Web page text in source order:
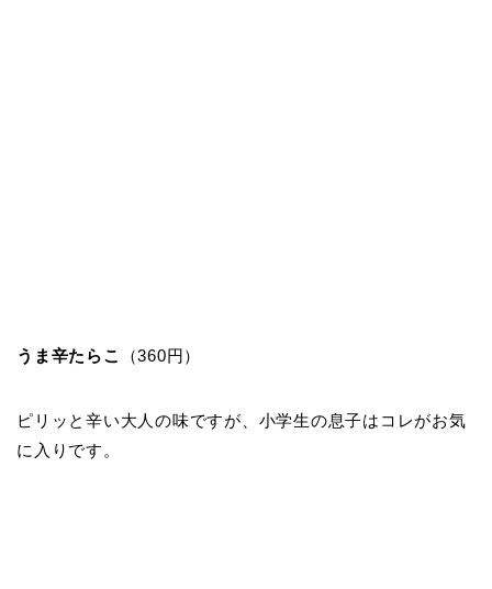
うま辛たらこ （360円）
ピリッと辛い大人の味ですが、小学生の息子はコレがお気
に入りです。